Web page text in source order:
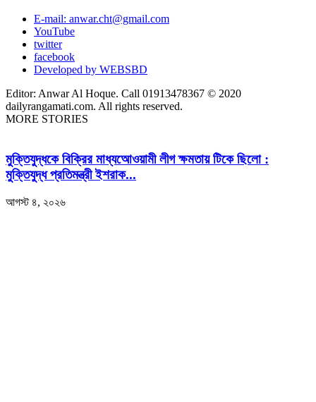
E-mail: anwar.cht@gmail.com
YouTube
twitter
facebook
Developed by WEBSBD
Editor: Anwar Al Hoque. Call 01913478367 © 2020
dailyrangamati.com. All rights reserved.
MORE STORIES
মুক্তিযুদ্ধকে বিক্রির মাধ্যআেওয়ামী লীগ ক্ষমতায় টিকে ছিলো :
মুক্তিযুদ্ধ প্রতিমন্ত্রী ইশরাক...
আগস্ট ৪, ২০২৬